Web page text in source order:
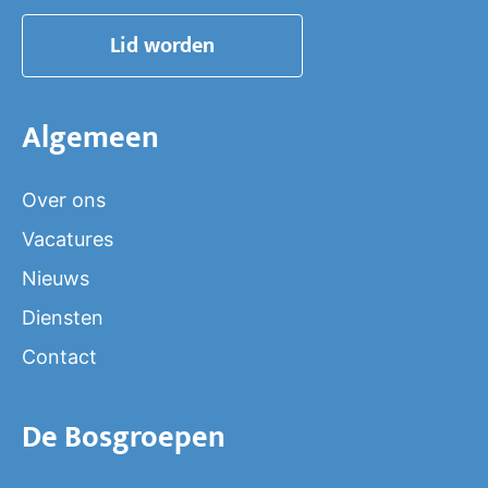
Lid worden
Algemeen
Over ons
Vacatures
Nieuws
Diensten
Contact
De Bosgroepen